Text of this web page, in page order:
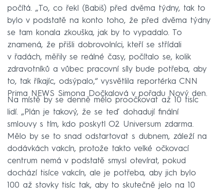
počítá. „To, co řekl (Babiš) před dvěma týdny, tak to
bylo v podstatě na konto toho, že před dvěma týdny
se tam konala zkouška, jak by to vypadalo. To
znamená, že přišli dobrovolníci, kteří se střídali
v řadách, měřily se reálné časy, počítalo se, kolik
zdravotníků a vůbec pracovní síly bude potřeba, aby
to, tak říkajíc, odsýpalo,“ vysvětlila reportérka CNN
Prima NEWS Simona Dočkalová v pořadu Nový den.
Na místě by se denně mělo proočkovat až 10 tisíc
lidí. „Plán je takový, že se teď dohadují finální
smlouvy s tím, kdo poskytl O2 Universum zdarma.
Mělo by se to snad odstartovat s dubnem, záleží na
dodávkách vakcín, protože takto velké očkovací
centrum nemá v podstatě smysl otevírat, pokud
dochází tisíce vakcín, ale je potřeba, aby jich bylo
100 až stovky tisíc tak, aby to skutečně jelo na 10